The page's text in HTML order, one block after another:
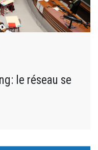
le réseau se